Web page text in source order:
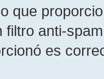
que
filtro anti-
es